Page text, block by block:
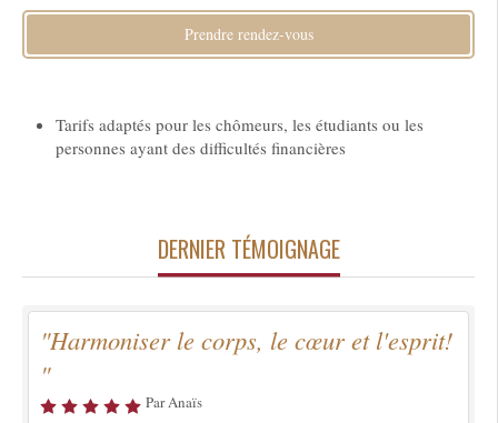
Prendre rendez-vous
Tarifs adaptés pour les chômeurs, les étudiants ou les
personnes ayant des difficultés financières
DERNIER TÉMOIGNAGE
"Harmoniser le corps, le cœur et l'esprit!
"
Par Anaïs